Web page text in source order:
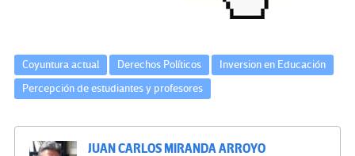
Coyuntura actual Derechos Políticos
Inversion en Educación
Percepción de estudiantes y profesores
JUAN CARLOS MIRANDA ARROYO